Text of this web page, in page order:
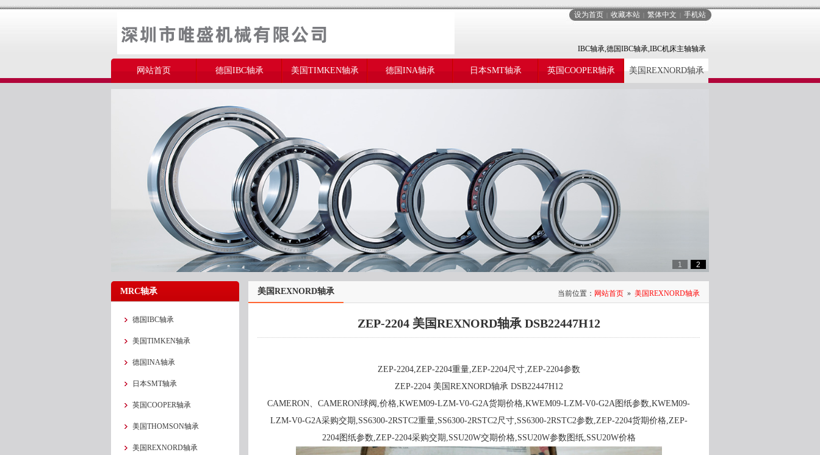
设为首页 收藏本站 繁体中文 手机站
IBC轴承,德国IBC轴承,IBC机床主轴轴承
网站首页 德国IBC轴承 美国TIMKEN轴承 德国INA轴承 日本SMT轴承 英国COOPER轴承 美国REXNORD轴承
1 2
MRC轴承
德国IBC轴承
美国TIMKEN轴承
德国INA轴承
日本SMT轴承
英国COOPER轴承
美国THOMSON轴承
美国REXNORD轴承
当前位置： 网站首页 » 美国REXNORD轴承
美国REXNORD轴承
ZEP-2204 美国REXNORD轴承 DSB22447H12
ZEP-2204,ZEP-2204重量,ZEP-2204尺寸,ZEP-2204参数
ZEP-2204 美国REXNORD轴承 DSB22447H12
CAMERON、CAMERON球阀,价格,KWEM09-LZM-V0-G2A货期价格,KWEM09-LZM-V0-G2A图纸参数,KWEM09-
LZM-V0-G2A采购交期,SS6300-2RSTC2重量,SS6300-2RSTC2尺寸,SS6300-2RSTC2参数,ZEP-2204货期价格,ZEP-
2204图纸参数,ZEP-2204采购交期,SSU20W交期价格,SSU20W参数图纸,SSU20W价格